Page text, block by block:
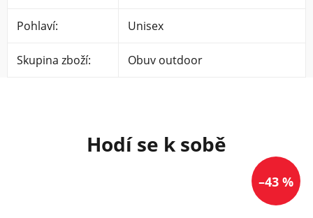
–43 %
Pohlaví: Unisex
Skupina zboží: Obuv outdoor